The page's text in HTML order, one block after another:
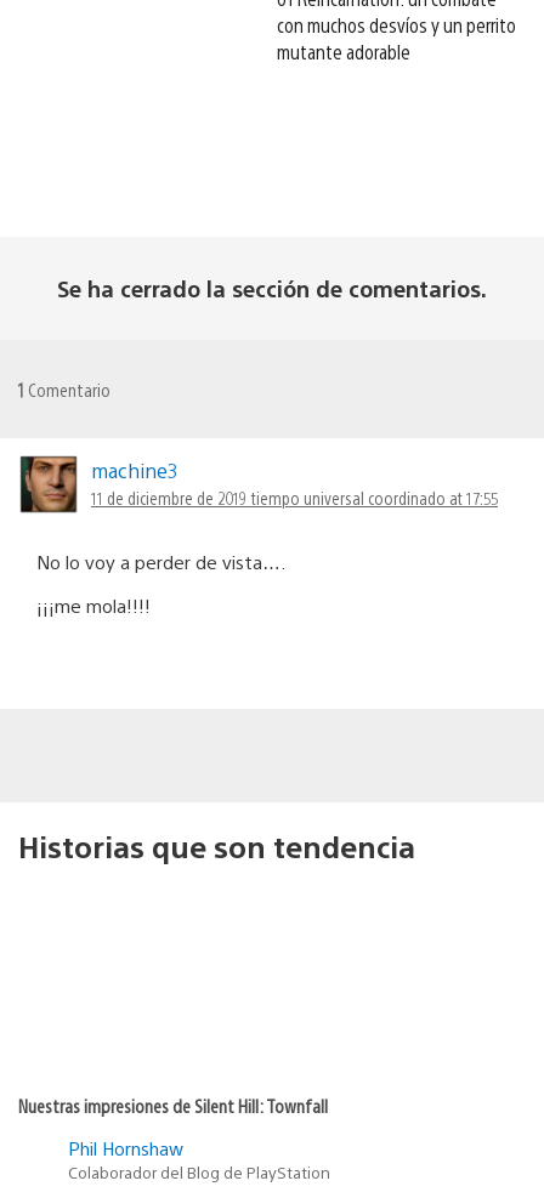
con muchos desvíos y un perrito
mutante adorable
Se ha cerrado la sección de comentarios.
1 Comentario
machine3
11 de diciembre de 2019 tiempo universal coordinado at 17:55
No lo voy a perder de vista….
¡¡¡me mola!!!!
Historias que son tendencia
Nuestras impresiones de Silent Hill: Townfall
Phil Hornshaw
Colaborador del Blog de PlayStation